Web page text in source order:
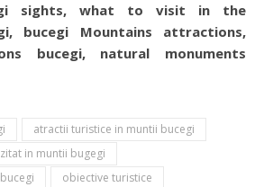
sights, what to visit in the
bucegi Mountains attractions,
bucegi, natural monuments
atractii turistice in muntii bucegi
in muntii bugegi
obiective turistice